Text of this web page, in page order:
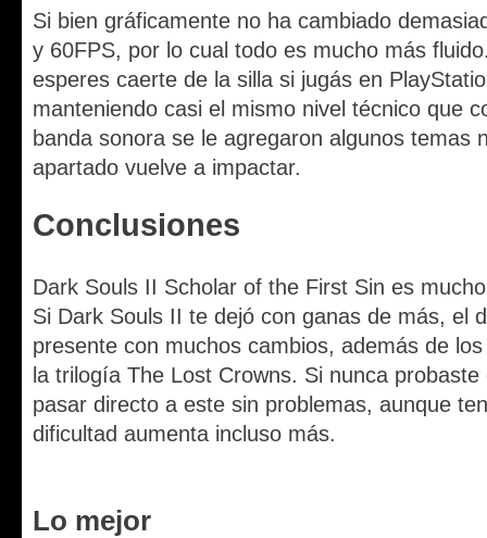
Si bien gráficamente no ha cambiado
y 60FPS, por lo cual todo es mucho más
esperes caerte de la silla si jugás en
manteniendo casi el mismo nivel técnico que
banda sonora se le agregaron algunos temas
apartado vuelve a impactar.
Conclusiones
Dark Souls II Scholar of the First Sin es
Si Dark Souls II te dejó con ganas de más, el
presente con muchos cambios, además de
la trilogía The Lost Crowns. Si nunca
pasar directo a este sin problemas, aunque
dificultad aumenta incluso más.
Lo mejor